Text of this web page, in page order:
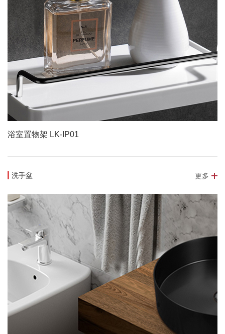
浴室置物架 LK-IP01
洗手盆 更多